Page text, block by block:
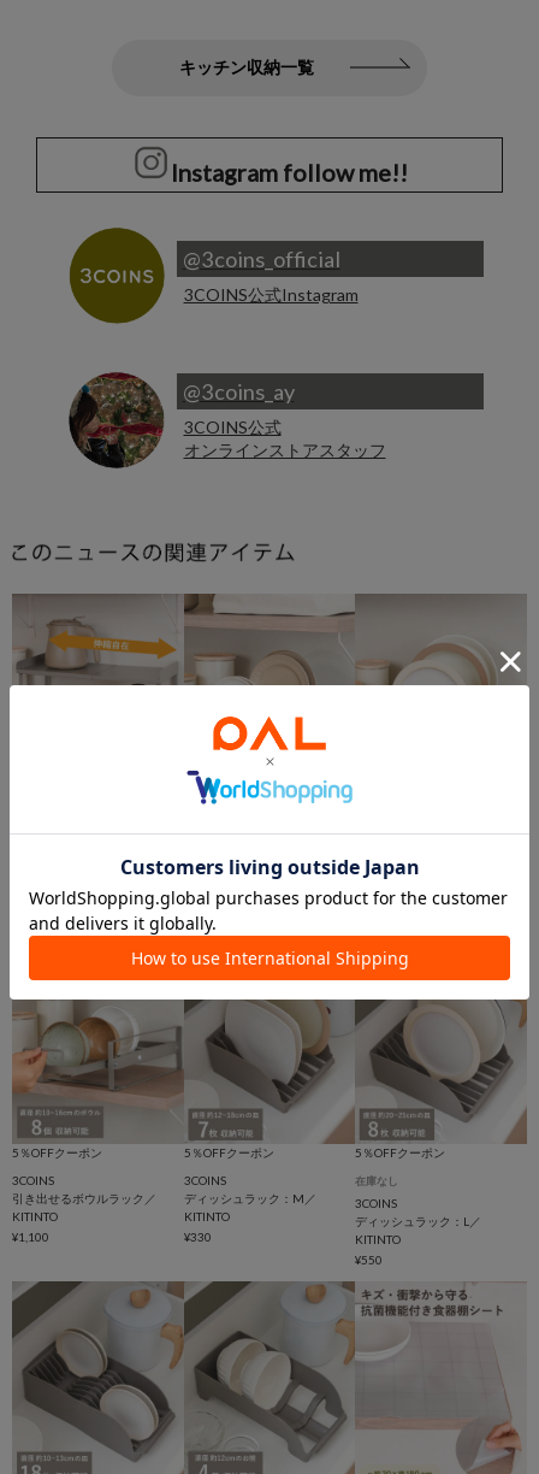
キッチン収納一覧
Instagram follow me!!
@3coins_official
3COINS公式Instagram
@3coins_ay
3COINS公式
オンラインストアスタッフ
動画
伸縮ラック／KITINTO
¥880
5％OFFクーポン
3COINS
S／KITINTO
¥1,100
在庫なし
3COINS
引き出せるディッシュラック：
M／KITINTO
5％OFFクーポン
3COINS
引き出せるボウルラック／
KITINTO
¥1,100
5％OFFクーポン
3COINS
ディッシュラック：M／
KITINTO
¥330
5％OFFクーポン
在庫なし
3COINS
ディッシュラック：L／
KITINTO
¥550